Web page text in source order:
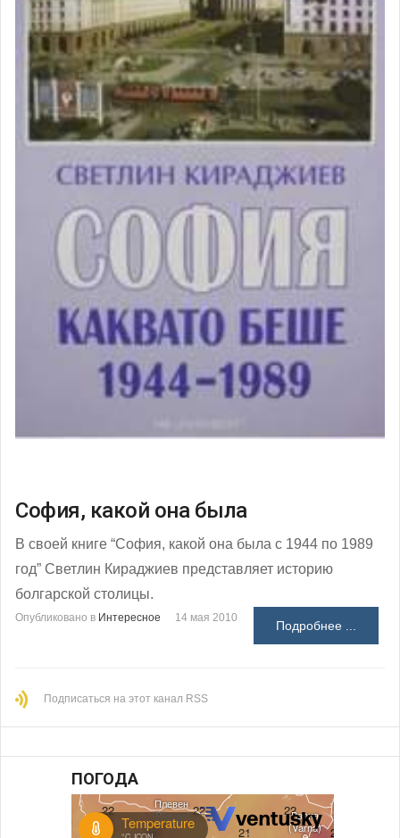
София, какой она была
В своей книге “София, какой она была с 1944 по 1989
год” Светлин Кираджиев представляет историю
болгарской столицы.
Опубликовано в Интересное 14 мая 2010
Подробнее ...
Подписаться на этот канал RSS
ПОГОДА